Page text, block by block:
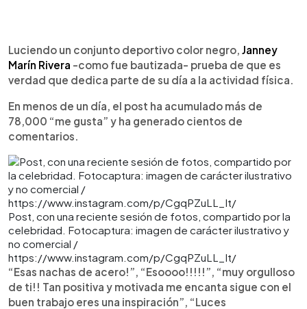
Luciendo un conjunto deportivo color negro, Janney
Marín Rivera -como fue bautizada- prueba de que es
verdad que dedica parte de su día a la actividad física.
En menos de un día, el post ha acumulado más de
78,000 “me gusta” y ha generado cientos de
comentarios.
Post, con una reciente sesión de fotos, compartido por la
celebridad. Fotocaptura: imagen de carácter ilustrativo y
no comercial /
https://www.instagram.com/p/CgqPZuLL_It/
“Esas nachas de acero!”, “Esoooo!!!!!”, “muy orgulloso
de ti!! Tan positiva y motivada me encanta sigue con el
buen trabajo eres una inspiración”, “Luces